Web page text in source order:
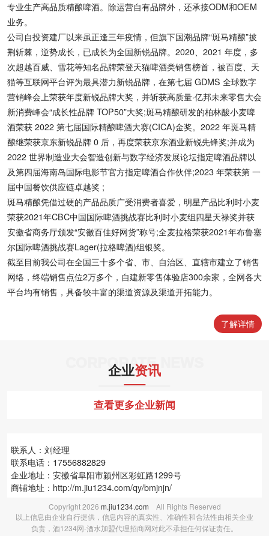
专业生产高品质精酿啤酒。除运营自有品牌外，还承接ODM和OEM
业务。
公司自投资建厂以来虽正逢三年疫情，但旗下国潮品牌“斑马精酿”披
荆斩棘，逆势成长，已成长为全国新锐品牌。2020、2021 年度，多
次超越百威、雪花等知名品牌荣登天猫啤酒类销售榜首，被百度、天
猫等互联网平台评为最具潜力新锐品牌，在第七届 GDMS 全球数字
营销峰会上荣获年度新锐品牌大奖，并斩获高质量·亿邦未来零售大会
新消费峰会“成长性品牌 TOP50”大奖;斑马精酿研发的柏林酸小麦啤
酒荣获 2022 第七届国际精酿啤酒大赛(CICA)金奖。2022 年斑马精
酿继荣获京东新锐品牌 0 后，再度荣获京东酒业新锐先锋奖;并成为
2022 世界制造业大会智造创新与数字经济发展论坛指定啤酒品牌以
及第四届海南岛国际电影节官方指定啤酒合作伙伴;2023 年荣获第 一
届中国餐饮供应链卓越奖 ;
斑马精酿凭借过硬的产品品质广受消费者喜爱，明星产品比利时小麦
荣获2021年CBC中国国际啤酒挑战赛比利时小麦组四星天禄奖并获
安徽省商务厅颁发“安徽百佳好网货”称号;全麦拉格荣获2021年布鲁塞
尔国际啤酒挑战赛Lager(拉格啤酒)组银奖。
截至目前我公司在全国三十多个省、市、自治区、直辖市建立了销售
网络，终端销售点位2万多个，自建新零售体验店300余家，全网各大
平台均有销售，具备较丰富的渠道资源及渠道开拓能力。
了解详情
CORPORATE NEWS
企业资讯
查看更多企业新闻
联系人：刘经理
联系电话：17556882829
企业地址：安徽省阜阳市颍州区彩虹路1299号
商铺地址： http://m.jiu1234.com/qy/bmjnjn/
Copyright2026 m.jiu1234.com All Rights Reserved
以上信息由企业自行提供，信息内容的真实性、准确性和合法性由相关企业
负责，酒1234网-酒水加盟代理招商网对此不承担任何保证责任。